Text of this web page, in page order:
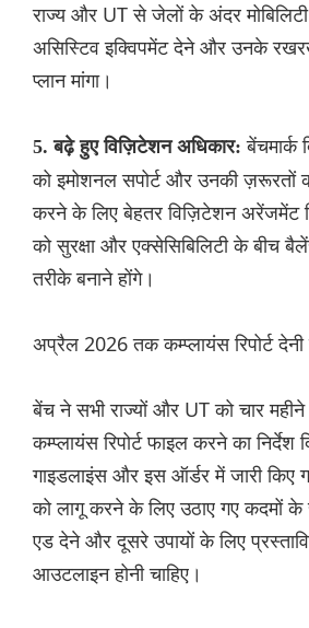
राज्य और UT से जेलों के अंदर
असिस्टिव इक्विपमेंट देने और उनके
प्लान मांगा।
5. बढ़े हुए विज़िटेशन अधिकार:बेंचमार्क
को इमोशनल सपोर्ट और उनकी ज़रूरतों
करने के लिए बेहतर विज़िटेशन अरेंजमेंट
को सुरक्षा और एक्सेसिबिलिटी के बीच
तरीके बनाने होंगे।
अप्रैल 2026 तक कम्प्लायंस रिपोर्ट देनी
बेंच ने सभी राज्यों और UT को चार
कम्प्लायंस रिपोर्ट फाइल करने का
गाइडलाइंस और इस ऑर्डर में जारी किए
को लागू करने के लिए उठाए गए कदमों
एड देने और दूसरे उपायों के लिए
आउटलाइन होनी चाहिए।